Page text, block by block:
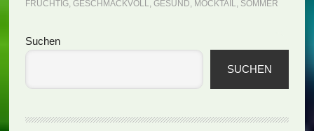
FRUCHTIG, GESCHMACKVOLL, GESUND, MOCKTAIL, SOMMER
Seitenspalte
Suchen
SUCHEN